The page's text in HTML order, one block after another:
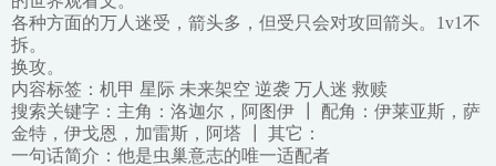
各种方面的万人迷受，箭头多，但受只会对攻回箭头。1v1不
拆。
换攻。
内容标签：机甲 星际 未来架空 逆袭 万人迷 救赎
搜索关键字：主角：洛迦尔，阿图伊 ┃ 配角：伊莱亚斯，萨
金特，伊戈恩，加雷斯，阿塔 ┃ 其它：
一句话简介：他是虫巢意志的唯一适配者